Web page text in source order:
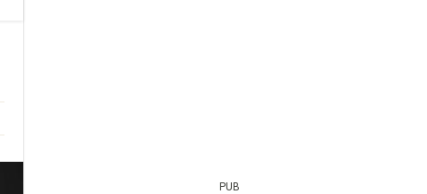
PUB